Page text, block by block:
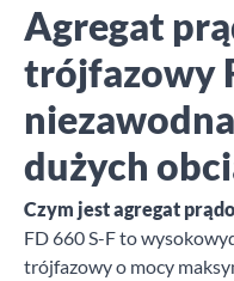
Agregat
trójfazowy
dużych
Czym jest agregat
FD 660 S-F to
trójfazowy o mocy